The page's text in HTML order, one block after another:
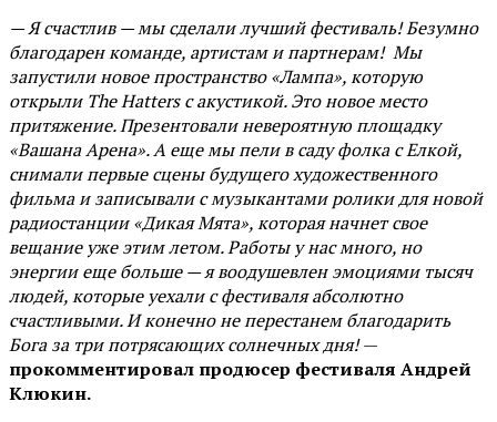
— Я счастлив — мы сделали лучший фестиваль! Безумно
благодарен команде, артистам и партнерам! Мы
запустили новое пространство «Лампа», которую
открыли The Hatters с акустикой. Это новое место
притяжение. Презентовали невероятную площадку
«Вашана Арена». А еще мы пели в саду фолка с Елкой,
снимали первые сцены будущего художественного
фильма и записывали с музыкантами ролики для новой
радиостанции «Дикая Мята», которая начнет свое
вещание уже этим летом. Работы у нас много, но
энергии еще больше — я воодушевлен эмоциями тысяч
людей, которые уехали с фестиваля абсолютно
счастливыми. И конечно не перестанем благодарить
Бога за три потрясающих солнечных дня!—
прокомментировал продюсер фестиваля Андрей
Клюкин.